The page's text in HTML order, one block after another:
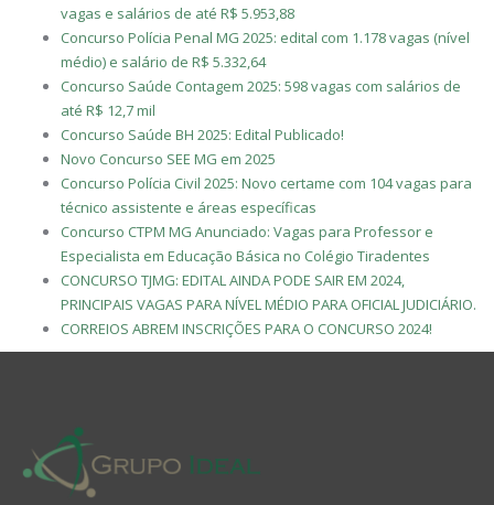
vagas e salários de até R$ 5.953,88
Concurso Polícia Penal MG 2025: edital com 1.178 vagas (nível
médio) e salário de R$ 5.332,64
Concurso Saúde Contagem 2025: 598 vagas com salários de
até R$ 12,7 mil
Concurso Saúde BH 2025: Edital Publicado!
Novo Concurso SEE MG em 2025
Concurso Polícia Civil 2025: Novo certame com 104 vagas para
técnico assistente e áreas específicas
Concurso CTPM MG Anunciado: Vagas para Professor e
Especialista em Educação Básica no Colégio Tiradentes
CONCURSO TJMG: EDITAL AINDA PODE SAIR EM 2024,
PRINCIPAIS VAGAS PARA NÍVEL MÉDIO PARA OFICIAL JUDICIÁRIO.
CORREIOS ABREM INSCRIÇÕES PARA O CONCURSO 2024!